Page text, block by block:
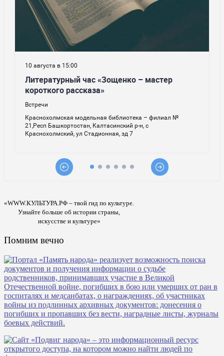
«WWW.КУЛЬТУРА.РФ – твой гид по культуре.
Узнайте больше об истории страны,
искусстве и культуре»
Помним вечно